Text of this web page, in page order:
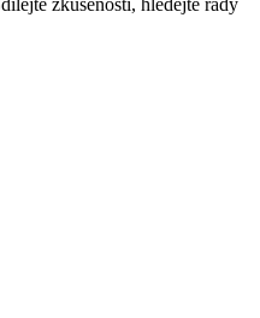
zkušenosti, hledejte rady